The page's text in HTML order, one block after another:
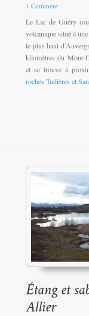
1 Comment
Le Lac de Guéry
volcanique situé à
le plus haut
kilomètres du Mont-
et se trouve à
roches Tuilières et